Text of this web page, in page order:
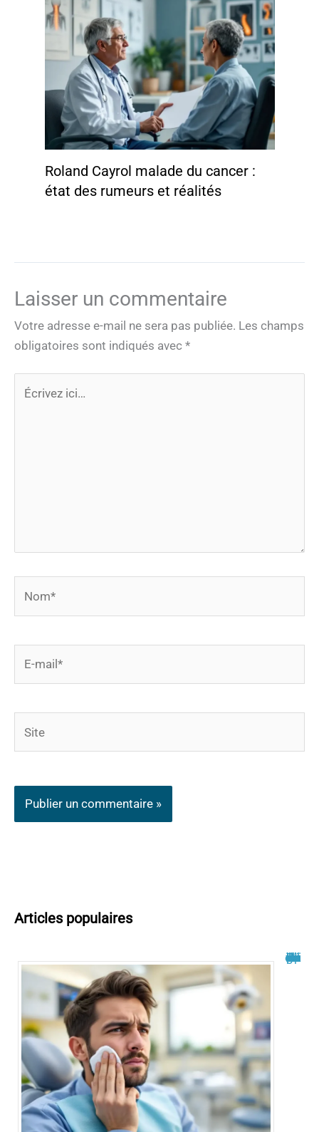
Roland Cayrol malade du cancer :
état des rumeurs et réalités
Laisser un commentaire
Votre adresse e-mail ne sera pas publiée. Les champs
obligatoires sont indiqués avec *
Articles populaires
Philippe Bilger malade du cancer : un combat dévoilé